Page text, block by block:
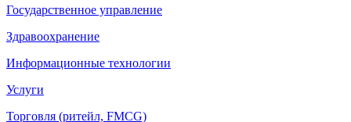
Государственное управление
Здравоохранение
Информационные технологии
Услуги
Торговля (ритейл, FMCG)